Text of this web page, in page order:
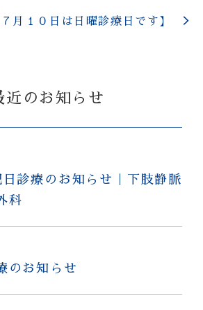
７月１０日は日曜診療日です】
近のお知らせ
診療のお知らせ｜下肢静脈
科
のお知らせ